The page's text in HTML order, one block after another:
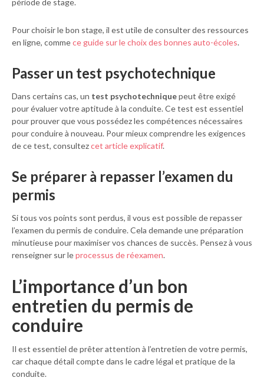
période de stage.
Pour choisir le bon stage, il est utile de consulter des ressources
en ligne, commece guide sur le choix des bonnes auto-écoles.
Passer un test psychotechnique
Dans certains cas, un test psychotechniquepeut être exigé
pour évaluer votre aptitude à la conduite. Ce test est essentiel
pour prouver que vous possédez les compétences nécessaires
pour conduire à nouveau. Pour mieux comprendre les exigences
de ce test, consultezcet article explicatif.
Se préparer à repasser l’examen du
permis
Si tous vos points sont perdus, il vous est possible de repasser
l’examen du permis de conduire. Cela demande une préparation
minutieuse pour maximiser vos chances de succès. Pensez à vous
renseigner sur leprocessus de réexamen.
L’importance d’un bon
entretien du permis de
conduire
Il est essentiel de prêter attention à l’entretien de votre permis,
car chaque détail compte dans le cadre légal et pratique de la
conduite.